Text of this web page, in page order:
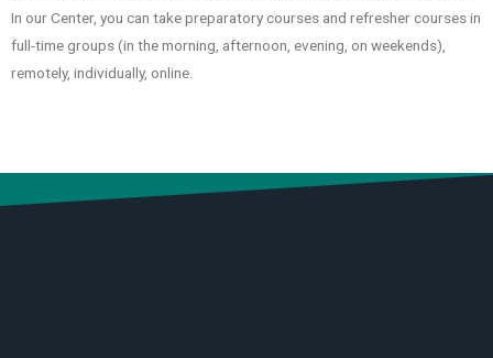
In our Center, you can take preparatory courses and refresher courses in
full-time groups (in the morning, afternoon, evening, on weekends),
remotely, individually, online.